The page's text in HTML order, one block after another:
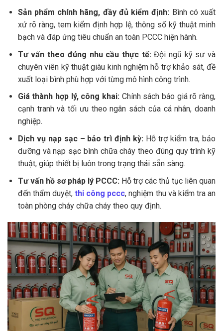
Sản phẩm chính hãng, đầy đủ kiểm định: Bình có xuất
xứ rõ ràng, tem kiểm định hợp lệ, thông số kỹ thuật minh
bạch và đáp ứng tiêu chuẩn an toàn PCCC hiện hành.
Tư vấn theo đúng nhu cầu thực tế: Đội ngũ kỹ sư và
chuyên viên kỹ thuật giàu kinh nghiệm hỗ trợ khảo sát, đề
xuất loại bình phù hợp với từng mô hình công trình.
Giá thành hợp lý, công khai: Chính sách báo giá rõ ràng,
cạnh tranh và tối ưu theo ngân sách của cá nhân, doanh
nghiệp.
Dịch vụ nạp sạc – bảo trì định kỳ: Hỗ trợ kiểm tra, bảo
dưỡng và nạp sạc bình chữa cháy theo đúng quy trình kỹ
thuật, giúp thiết bị luôn trong trạng thái sẵn sàng.
Tư vấn hồ sơ pháp lý PCCC: Hỗ trợ các thủ tục liên quan
đến thẩm duyệt,thi công pccc, nghiệm thu và kiểm tra an
toàn phòng cháy chữa cháy theo quy định.